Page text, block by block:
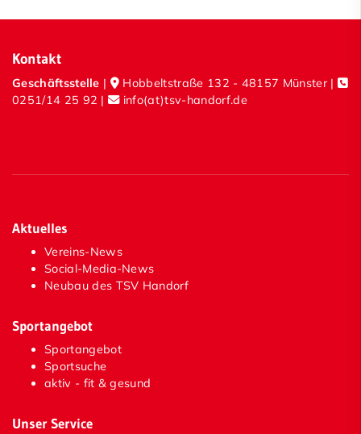
Kontakt
Geschäftsstelle |
Hobbeltstraße 132 - 48157 Münster |
0251/14 25 92 | info(at)tsv-handorf.de
Aktuelles
Vereins-News
Social-Media-News
Neubau des TSV Handorf
Sportangebot
Sportangebot
Sportsuche
aktiv - fit & gesund
Unser Service
Badminton
Basketball
Judo
Karate
Schwimmen
News